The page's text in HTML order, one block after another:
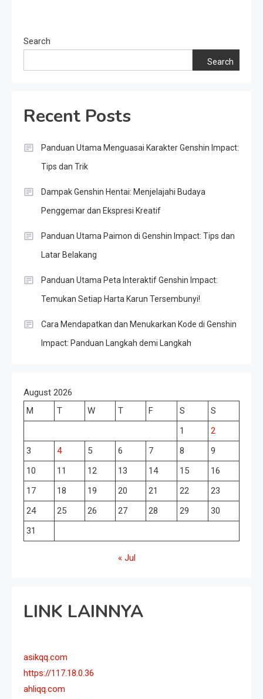
Search
Search
Recent Posts
Panduan Utama Menguasai Karakter Genshin Impact:
Tips dan Trik
Dampak Genshin Hentai: Menjelajahi Budaya
Penggemar dan Ekspresi Kreatif
Panduan Utama Paimon di Genshin Impact: Tips dan
Latar Belakang
Panduan Utama Peta Interaktif Genshin Impact:
Temukan Setiap Harta Karun Tersembunyi!
Cara Mendapatkan dan Menukarkan Kode di Genshin
Impact: Panduan Langkah demi Langkah
August 2026
M
T W T F S
S
1
2
3
4 5 6 7 8
9
10
11 12 13 14 15
16
17
18 19 20 21 22
23
24
25 26 27 28 29
30
31
« Jul
LINK LAINNYA
asikqq.com
https://117.18.0.36
ahliqq.com